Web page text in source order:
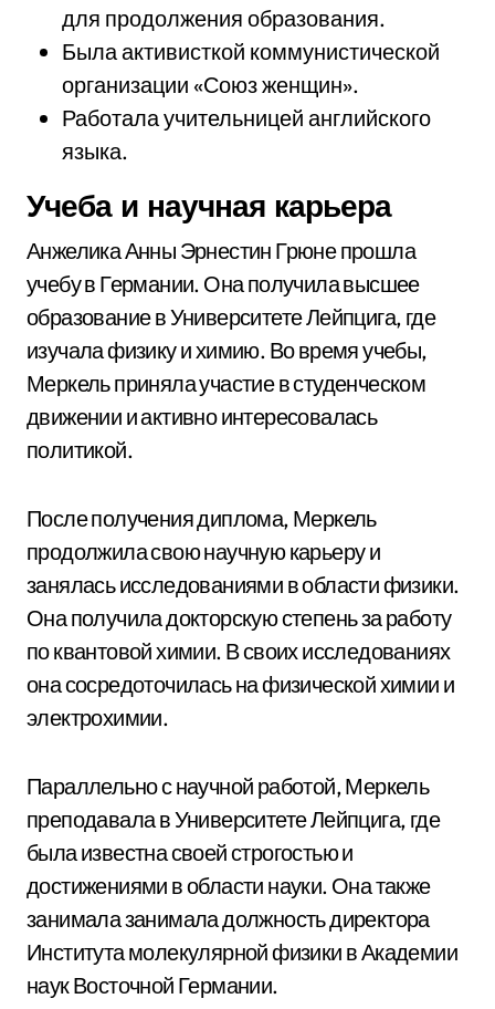
для продолжения образования.
Была активисткой коммунистической
организации «Союз женщин».
Работала учительницей английского
языка.
Учеба и научная карьера
Анжелика Анны Эрнестин Грюне прошла
учебу в Германии. Она получила высшее
образование в Университете Лейпцига, где
изучала физику и химию. Во время учебы,
Меркель приняла участие в студенческом
движении и активно интересовалась
политикой.
После получения диплома, Меркель
продолжила свою научную карьеру и
занялась исследованиями в области физики.
Она получила докторскую степень за работу
по квантовой химии. В своих исследованиях
она сосредоточилась на физической химии и
электрохимии.
Параллельно с научной работой, Меркель
преподавала в Университете Лейпцига, где
была известна своей строгостью и
достижениями в области науки. Она также
занимала занимала должность директора
Института молекулярной физики в Академии
наук Восточной Германии.